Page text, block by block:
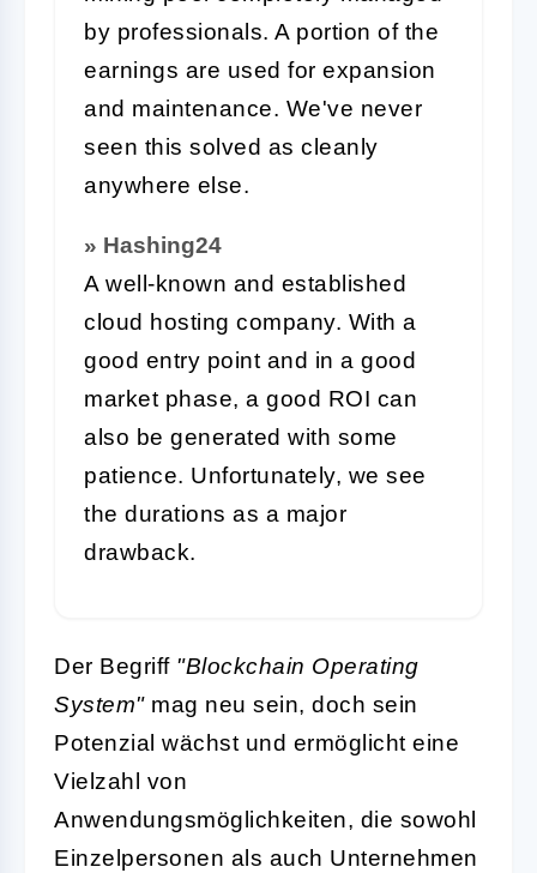
by professionals. A portion of the
earnings are used for expansion
and maintenance. We've never
seen this solved as cleanly
anywhere else.
» Hashing24
A well-known and established
cloud hosting company. With a
good entry point and in a good
market phase, a good ROI can
also be generated with some
patience. Unfortunately, we see
the durations as a major
drawback.
Der Begriff "Blockchain Operating
System"mag neu sein, doch sein
Potenzial wächst und ermöglicht eine
Vielzahl von
Anwendungsmöglichkeiten, die sowohl
Einzelpersonen als auch Unternehmen